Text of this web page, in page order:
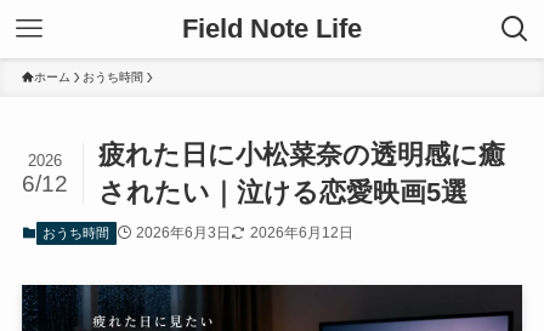
Field Note Life
ホーム おうち時間
疲れた日に小松菜奈の透明感に癒
されたい｜泣ける恋愛映画5選
2026
6/12
おうち時間 2026年6月3日 2026年6月12日